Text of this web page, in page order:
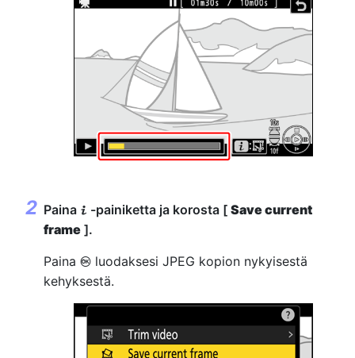
Paina i -painiketta ja korosta [ Save current
frame ].
Paina J luodaksesi JPEG kopion nykyisestä
kehyksestä.